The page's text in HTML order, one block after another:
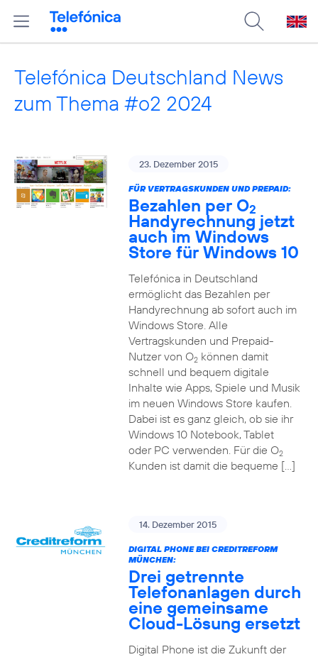
Telefónica Deutschland News
zum Thema #o2 2024
23. Dezember 2015
FÜR VERTRAGSKUNDEN UND PREPAID:
Bezahlen per O2
Handyrechnung jetzt
auch im Windows
Store für Windows 10
Telefónica in Deutschland
ermöglicht das Bezahlen per
Handyrechnung ab sofort auch im
Windows Store. Alle
Vertragskunden und Prepaid-
Nutzer von O2können damit
schnell und bequem digitale
Inhalte wie Apps, Spiele und Musik
im neuen Windows Store kaufen.
Dabei ist es ganz gleich, ob sie ihr
Windows 10 Notebook, Tablet
oder PC verwenden. Für die O2
Kunden ist damit die bequeme […]
14. Dezember 2015
DIGITAL PHONE BEI CREDITREFORM
MÜNCHEN:
Drei getrennte
Telefonanlagen durch
eine gemeinsame
Cloud-Lösung ersetzt
Digital Phone ist die Zukunft der